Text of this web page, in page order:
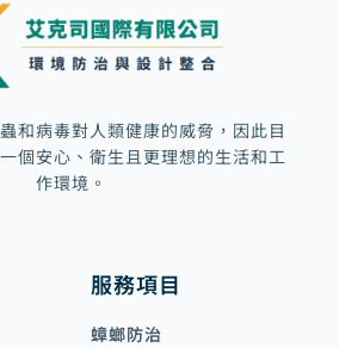
l
t
和病毒對人類健康的威脅，因此目
個安心、衛生且更理想的生活和工
作環境。
服務項目
蟑螂防治